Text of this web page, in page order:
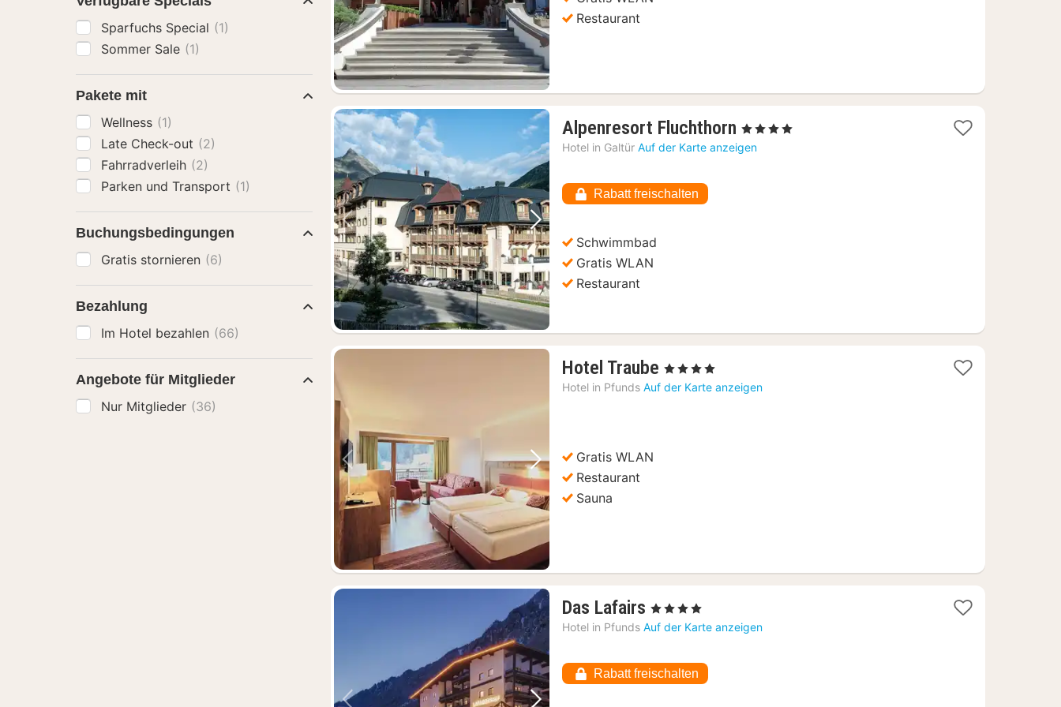
Restaurant
Vorheriges Bild Nächstes Bild
Alpenresort Fluchthorn 1
Nacht
, 4 Sterne
Hotel in Galtür Auf der Karte anzeigen
Rabatt freischalten
Schwimmbad
Gratis WLAN
Restaurant
Vorheriges Bild Nächstes Bild
Hotel Traube 1
Nacht
, 4 Sterne
Hotel in Pfunds Auf der Karte anzeigen
Gratis WLAN
Restaurant
Sauna
Das Lafairs 1
Nacht
154,70
€
, 4 Sterne
Hotel in Pfunds Auf der Karte anzeigen
Rabatt freischalten
Sparfuchs Special (1)
Sommer Sale (1)
Pakete mit
Wellness (1)
Late Check-out (2)
Fahrradverleih (2)
Parken und Transport (1)
Buchungsbedingungen
Gratis stornieren (6)
Bezahlung
Im Hotel bezahlen (66)
Angebote für Mitglieder
Nur Mitglieder (36)